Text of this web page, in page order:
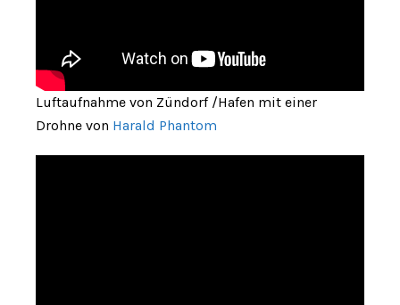
Luftaufnahme von Zündorf /Hafen mit einer
Drohne von Harald Phantom